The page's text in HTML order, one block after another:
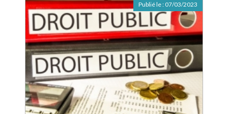
Publié le : 07/03/2023